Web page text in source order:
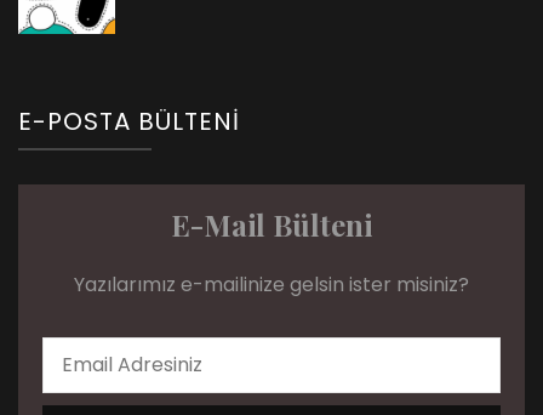
E-POSTA BÜLTENI
E-Mail Bülteni
Yazılarımız e-mailinize gelsin ister misiniz?